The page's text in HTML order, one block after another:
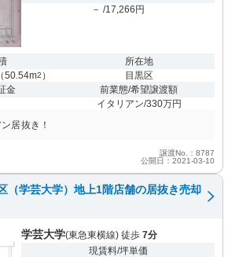
－ /17,266円
（50.54m2 ）
所在地
目黒区
金
前業態/希望譲渡額
イタリアン/330万円
居抜き！
譲渡No.：8787
公開日：2021-03-10
（学芸大学）地上1階店舗の居抜き売却
学芸大学(東急東横線) 徒歩 7分
現賃料/坪単価